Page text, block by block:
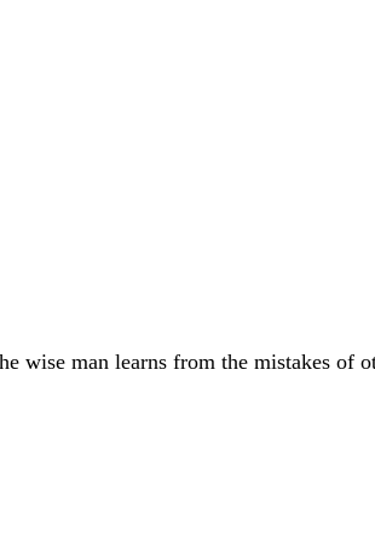
wise man learns from the mistakes of